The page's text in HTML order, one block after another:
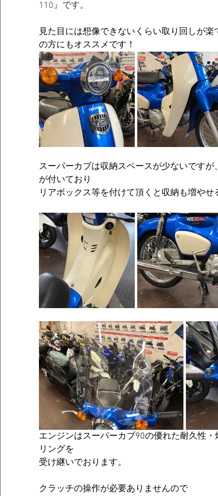
110』です。
見た目には想像できないくらい取り回しが
の方にもオススメです！
スーパーカブは収納スペースが少ないです
が付いており
リアボックス等を付けて頂くと収納も増や
エンジンはスーパーカブ90の優れた耐久性
リングを
受け継いでおります。
クラッチの操作が必要ありませんので